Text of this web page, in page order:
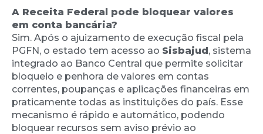
A Receita Federal pode bloquear valores
em conta bancária?
Sim. Após o ajuizamento de execução fiscal pela
PGFN, o estado tem acesso ao Sisbajud, sistema
integrado ao Banco Central que permite solicitar
bloqueio e penhora de valores em contas
correntes, poupanças e aplicações financeiras em
praticamente todas as instituições do país. Esse
mecanismo é rápido e automático, podendo
bloquear recursos sem aviso prévio ao